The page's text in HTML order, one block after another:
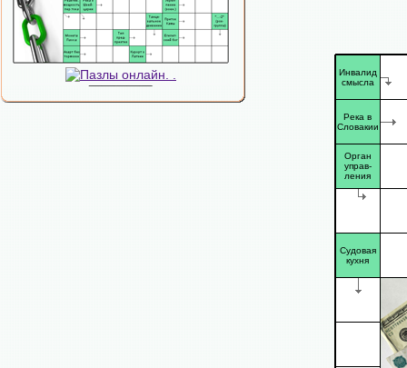
Инвалид
смысла
Река в
Словакии
Орган
управ-
ления
Судовая
кухня